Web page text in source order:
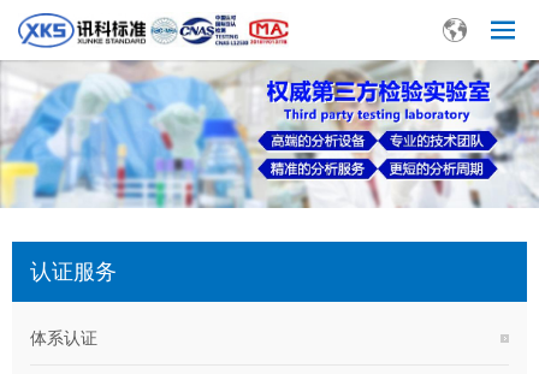
认证服务
体系认证